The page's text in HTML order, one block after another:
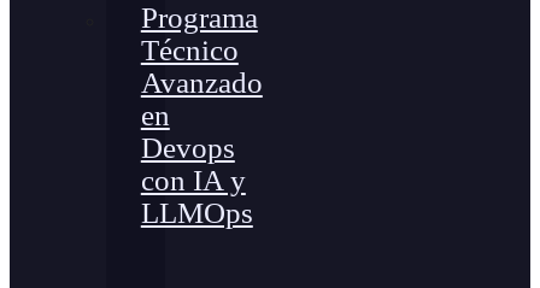
Programa
Técnico
Avanzado
en
Devops
con IA y
LLMOps